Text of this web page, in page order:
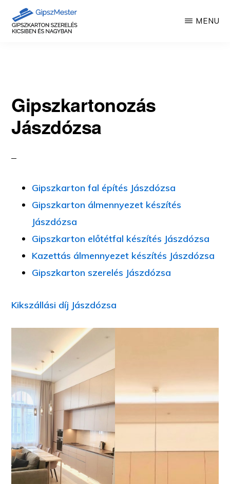
MENU
Gipszkartonozás
Jászdózsa
Gipszkarton fal építés Jászdózsa
Gipszkarton álmennyezet készítés
Jászdózsa
Gipszkarton előtétfal készítés Jászdózsa
Kazettás álmennyezet készítés Jászdózsa
Gipszkarton szerelés Jászdózsa
Kikszállási díj Jászdózsa